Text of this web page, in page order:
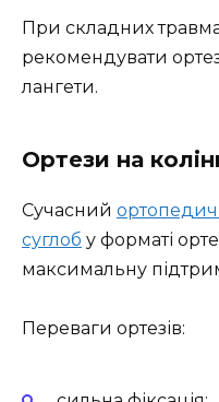
При складних
рекомендувати
лангети.
Ортези на
Сучасний
суглоб у форматі
максимальну
Переваги ортезів: